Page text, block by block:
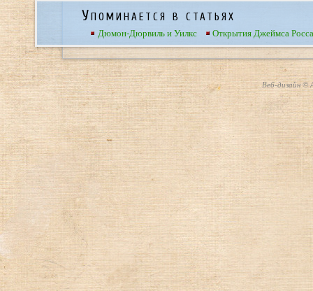
Упоминается в статьях
Дюмон-Дюрвиль и Уилкс Открытия Джеймса
Веб-дизайн ©